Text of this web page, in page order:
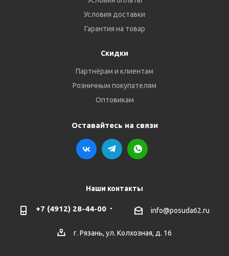
Условия доставки
Гарантия на товар
Скидки
Партнёрам и клиентам
Розничным покупателям
Оптовикам
Оставайтесь на связи
Наши контакты
+7 (4912) 28-44-00 info@posuda62.ru
г. Рязань, ул. Колхозная, д. 16